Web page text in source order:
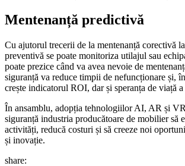
Mentenanță predictivă
Cu ajutorul trecerii de la mentenanță corectivă
preventivă se poate monitoriza utilajul sau
poate prezice când va avea nevoie de
siguranță va reduce timpii de nefuncționare și,
crește indicatorul ROI, dar și speranța de viață
În ansamblu, adopția tehnologiilor AI, AR și
siguranță industria producătoare de mobilier să
activități, reducă costuri și să creeze noi
și inovație.
share: